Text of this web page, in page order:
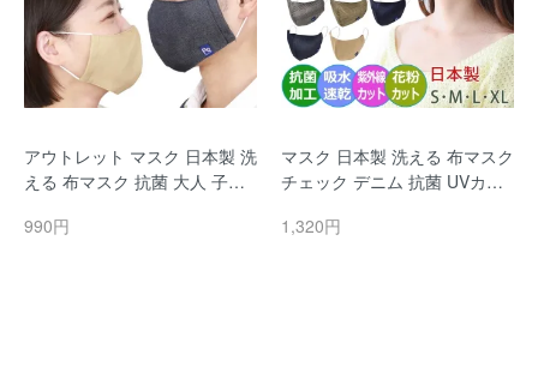
アウトレット マスク 日本製 洗
える 布マスク 抗菌 大人 子供
用 おしゃれ 子供用 小さ目 大
990円
マスク 日本製 洗える 布マスク
チェック デニム 抗菌 UVカッ
ズ 女性 おしゃれ こども 小さ
1,320円